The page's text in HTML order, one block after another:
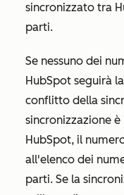
sincronizzato tra
parti.
Se nessuno dei
HubSpot seguirà
conflitto della
sincronizzazione
HubSpot, il
all'elenco dei
parti. Se la